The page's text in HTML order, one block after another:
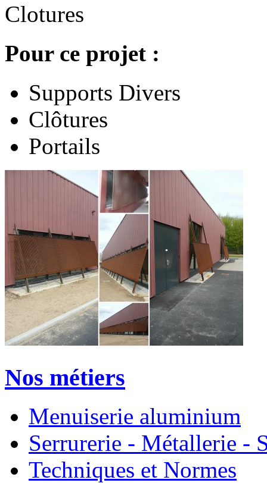
Clotures
Pour ce projet :
Supports Divers
Clôtures
Portails
Nos métiers
Menuiserie aluminium
Serrurerie - Métallerie -
Techniques et Normes